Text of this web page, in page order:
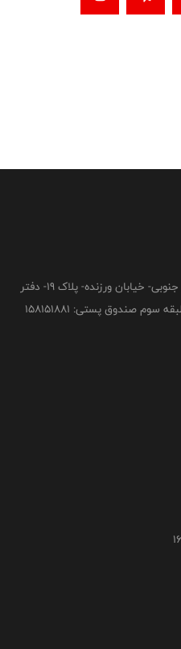
تهران- میدان هفت تیر- خیابان مفتح جنوبی- خیابان ورزنده- پلاک 19- دفتر
صندوق پستی: 158151881